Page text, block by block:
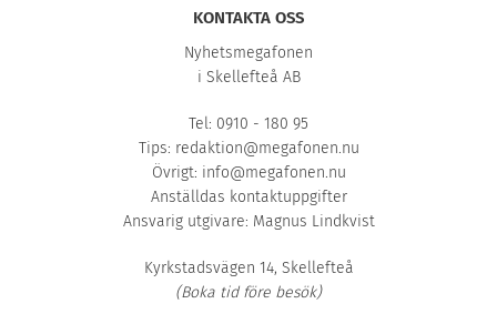
KONTAKTA OSS
Nyhetsmegafonen
i Skellefteå AB
Tel: 0910 - 180 95
Tips: redaktion@megafonen.nu
Övrigt: info@megafonen.nu
Anställdas kontaktuppgifter
Ansvarig utgivare: Magnus Lindkvist
Kyrkstadsvägen 14, Skellefteå
(Boka tid före besök)